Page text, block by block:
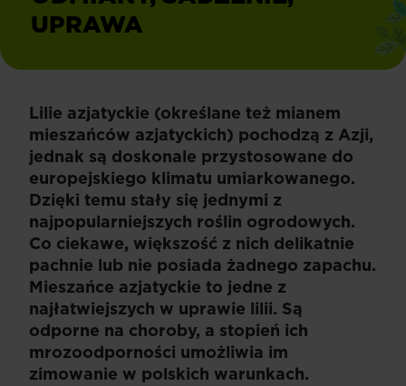
UPRAWA
Lilie azjatyckie (określane też mianem
mieszańców azjatyckich) pochodzą z Azji,
jednak są doskonale przystosowane do
europejskiego klimatu umiarkowanego.
Dzięki temu stały się jednymi z
najpopularniejszych roślin ogrodowych.
Co ciekawe, większość z nich delikatnie
pachnie lub nie posiada żadnego zapachu.
Mieszańce azjatyckie to jedne z
najłatwiejszych w uprawie lilii. Są
odporne na choroby, a stopień ich
mrozoodporności umożliwia im
zimowanie w polskich warunkach.